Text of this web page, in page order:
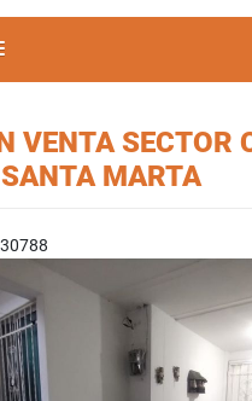
VENTA SECTOR
MARTA